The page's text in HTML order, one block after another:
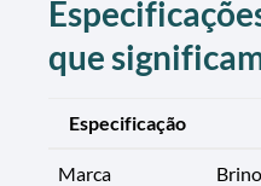
que
Especificação
Marca